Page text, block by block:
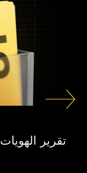
تقرير الهويات 2025